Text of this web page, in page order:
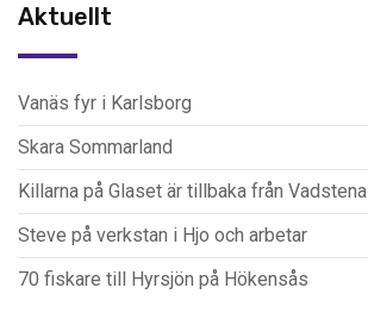
Aktuellt
Vanäs fyr i Karlsborg
Skara Sommarland
Killarna på Glaset är tillbaka från Vadstena
Steve på verkstan i Hjo och arbetar
70 fiskare till Hyrsjön på Hökensås